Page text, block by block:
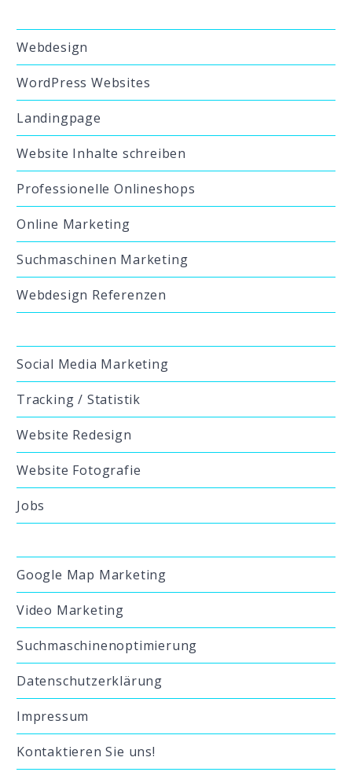
Webdesign
WordPress Websites
Landingpage
Website Inhalte schreiben
Professionelle Onlineshops
Online Marketing
Suchmaschinen Marketing
Webdesign Referenzen
Social Media Marketing
Tracking / Statistik
Website Redesign
Website Fotografie
Jobs
Google Map Marketing
Video Marketing
Suchmaschinenoptimierung
Datenschutzerklärung
Impressum
Kontaktieren Sie uns!